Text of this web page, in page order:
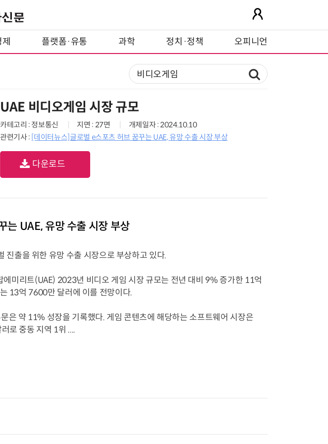
플랫폼·유통 과학 정치·정책 오피니언
UAE 비디오게임 시장 규모
카테고리 : 정보통신 지면 : 27면
개제일자 : 2024.10.10
관련기사 : [데이터뉴스]글로벌 e스포츠 허브 꿈꾸는 UAE, 유망 수출 시장 부상
다운로드
는 UAE, 유망 수출 시장 부상
진출을 위한 유망 수출 시장으로 부상하고 있다.
미리트(UAE) 2023년 비디오 게임 시장 규모는 전년 대비 9% 증가한 11억
13억 7600만 달러에 이를 전망이다.
은 약 11% 성장을 기록했다. 게임 콘텐츠에 해당하는 소프트웨어 시장은
로 중동 지역 1위 ....